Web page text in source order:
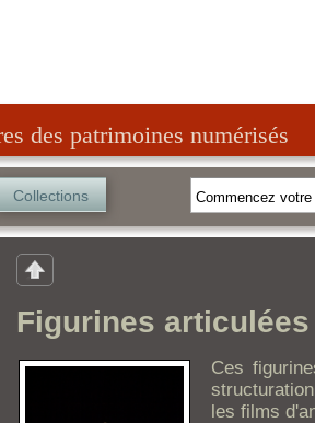
des patrimoines numérisés
Collections
Figurines articulées
Ces
les films